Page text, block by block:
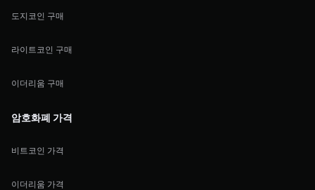
도지코인 구매
라이트코인 구매
이더리움 구매
암호화폐 가격
비트코인 가격
이더리움 가격